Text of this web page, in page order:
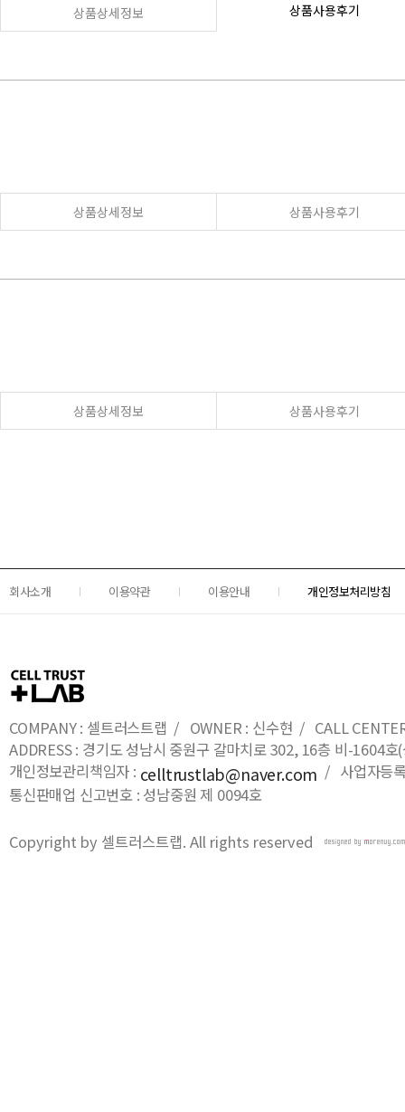
상품상세정보 상품사용후기
상품상세정보 상품사용후기
상품상세정보 상품사용후기
회사소개 이용약관 이용안내 개인정보처리방침
COMPANY : 셀트러스트랩 / OWNER : 신수현 / CALL
ADDRESS : 경기도 성남시 중원구 갈마치로 302, 16층 비-1604
개인정보관리책임자 : celltrustlab@naver.com / 사업자등
통신판매업 신고번호 : 성남중원 제 0094호
Copyright by 셀트러스트랩. All rights reserved